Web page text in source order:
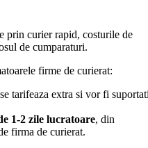
prin curier rapid, costurile de
de cumparaturi.
firme de curierat:
tarifeaza extra si vor fi
1-2 zile lucratoare, din
firma de curierat.